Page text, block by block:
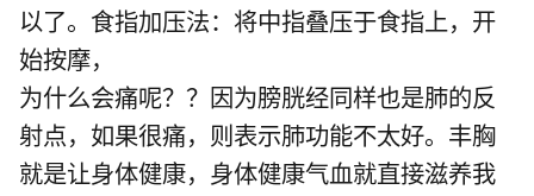
以了。食指加压法：将中指叠压于食指上，开
始按摩，
为什么会痛呢？？因为膀胱经同样也是肺的反
射点，如果很痛，则表示肺功能不太好。丰胸
就是让身体健康，身体健康气血就直接滋养我